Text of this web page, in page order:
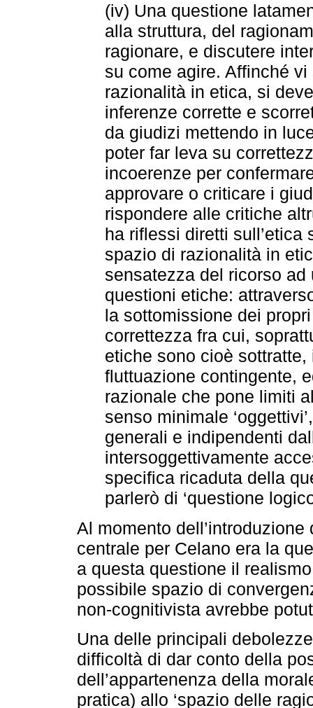
(iv) Una questione
alla struttura, del
ragionare, e discutere
su come agire. Affinché
razionalità in etica, si
inferenze corrette e
da giudizi mettendo in
poter far leva su
incoerenze per
approvare o criticare i
rispondere alle critiche
ha riflessi diretti
spazio di razionalità in
sensatezza del ricorso
questioni etiche:
la sottomissione dei
correttezza fra cui,
etiche sono cioè
fluttuazione contingente,
razionale che pone limiti
senso minimale
generali e indipendenti
intersoggettivamente
specifica ricaduta della
parlerò di ‘questione
Al momento
centrale per Celano era la
a questa questione il
possibile spazio di
non-cognitivista avrebbe
Una delle principali
difficoltà di dar conto della
dell’appartenenza della
pratica) allo ‘spazio delle